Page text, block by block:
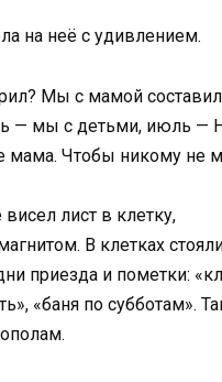
на неё с удивлением.
Мы с мамой
— мы с детьми, июль —
мама. Чтобы никому не
лист в клетку,
В клетках
приезда и пометки:
«баня по субботам».